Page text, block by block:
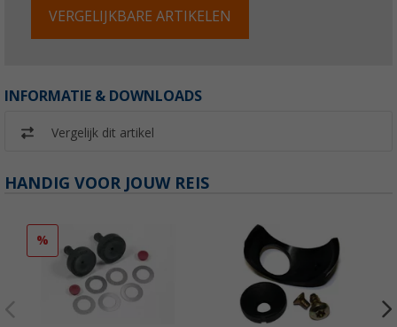
VERGELIJKBARE ARTIKELEN
INFORMATIE & DOWNLOADS
Vergelijk dit artikel
HANDIG VOOR JOUW REIS
%